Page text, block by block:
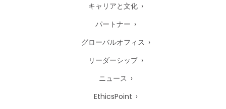
キャリアと文化
パートナー
グローバルオフィス
リーダーシップ
ニュース
EthicsPoint